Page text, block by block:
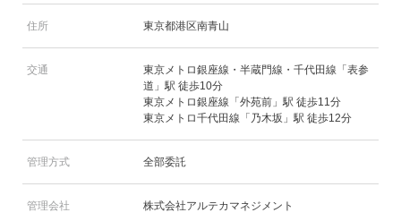
住所 東京都港区南青山
交通
東京メトロ銀座線・半蔵門線・千代田線「表参
道」駅 徒歩10分
東京メトロ銀座線「外苑前」駅 徒歩11分
東京メトロ千代田線「乃木坂」駅 徒歩12分
管理方式 全部委託
管理会社 株式会社アルテカマネジメント